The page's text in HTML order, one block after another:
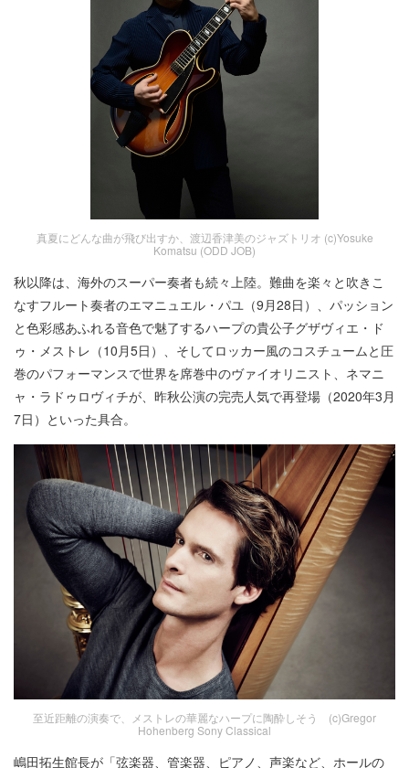
真夏にどんな曲が飛び出すか、渡辺香津美のジャズトリオ (c)Yosuke
Komatsu (ODD JOB)
秋以降は、海外のスーパー奏者も続々上陸。難曲を楽々と吹きこ
なすフルート奏者のエマニュエル・パユ（9月28日）、パッション
と色彩感あふれる音色で魅了するハープの貴公子グザヴィエ・ド
ゥ・メストレ（10月5日）、そしてロッカー風のコスチュームと圧
巻のパフォーマンスで世界を席巻中のヴァイオリニスト、ネマニ
ャ・ラドゥロヴィチが、昨秋公演の完売人気で再登場（2020年3月
7日）といった具合。
至近距離の演奏で、メストレの華麗なハープに陶酔しそう (c)Gregor
Hohenberg Sony Classical
嶋田拓生館長が「弦楽器、管楽器、ピアノ、声楽など、ホールの